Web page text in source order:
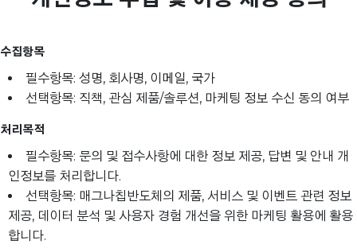
수집항목
필수항목: 성명, 회사명, 이메일, 국가
선택항목: 직책, 관심 제품/솔루션, 마케팅 정보 수신 동의 여부
처리목적
필수항목: 문의 및 접수사항에 대한 정보 제공, 답변 및 안내 개
인정보를 처리합니다.
선택항목: 매그나칩반도체의 제품, 서비스 및 이벤트 관련 정보
제공, 데이터 분석 및 사용자 경험 개선을 위한 마케팅 활용에 활용
합니다.